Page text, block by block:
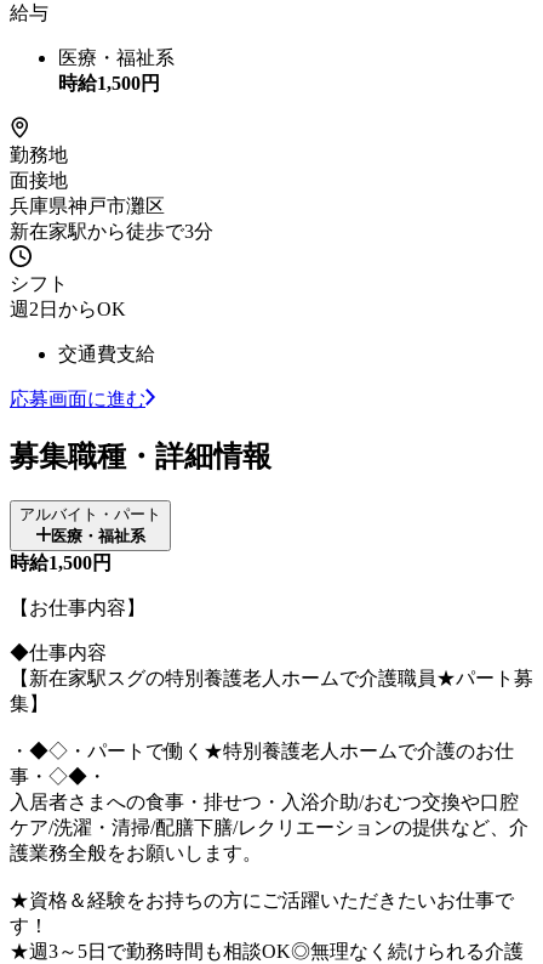
給与
医療・福祉系
時給1,500円
勤務地
面接地
兵庫県神戸市灘区
新在家駅から徒歩で3分
シフト
週2日からOK
交通費支給
応募画面に進む
募集職種・詳細情報
アルバイト・パート
医療・福祉系
時給1,500円
【お仕事内容】
◆仕事内容
【新在家駅スグの特別養護老人ホームで介護職員★パート募
集】
・◆◇・パートで働く★特別養護老人ホームで介護のお仕
事・◇◆・
入居者さまへの食事・排せつ・入浴介助/おむつ交換や口腔
ケア/洗濯・清掃/配膳下膳/レクリエーションの提供など、介
護業務全般をお願いします。
★資格＆経験をお持ちの方にご活躍いただきたいお仕事で
す！
★週3～5日で勤務時間も相談OK◎無理なく続けられる介護